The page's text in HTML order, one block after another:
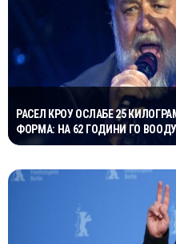
РАСЕЛ КРОУ ОСЛАБЕ 25
ФОРМА: НА 62 ГОДИНИ ГО